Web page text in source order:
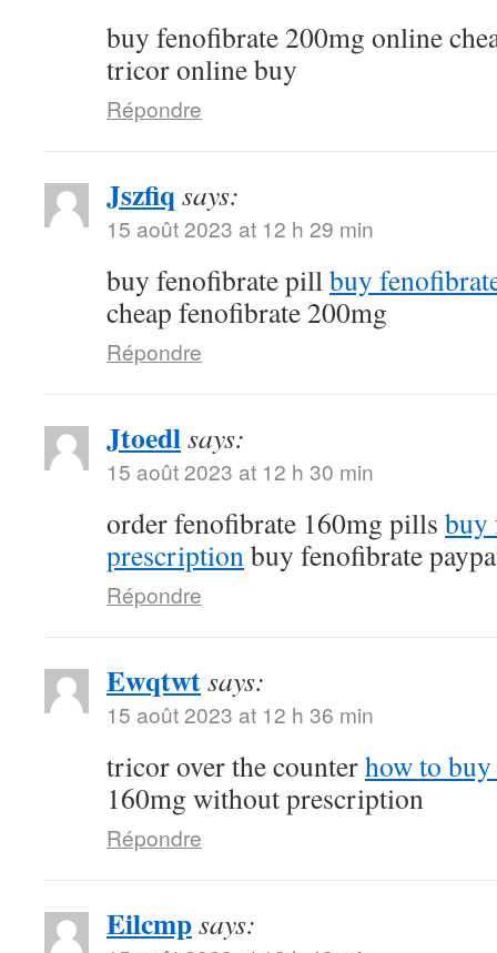
buy fenofibrate 200mg online
tricor online buy
Répondre
Jszfiq says:
15 août 2023 at 12 h 29 min
buy fenofibrate pillbuy
cheap fenofibrate 200mg
Répondre
Jtoedlsays:
15 août 2023 at 12 h 30 min
order fenofibrate 160mg pills buy
prescriptionbuy fenofibrate
Répondre
Ewqtwtsays:
15 août 2023 at 12 h 36 min
tricor over the counterhow to
160mg without prescription
Répondre
Eilcmpsays: